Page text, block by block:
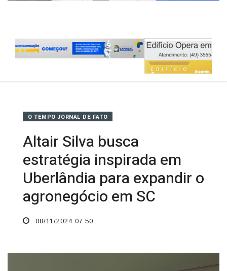
O TEMPO JORNAL DE FATO
Altair Silva busca
estratégia inspirada em
Uberlândia para expandir o